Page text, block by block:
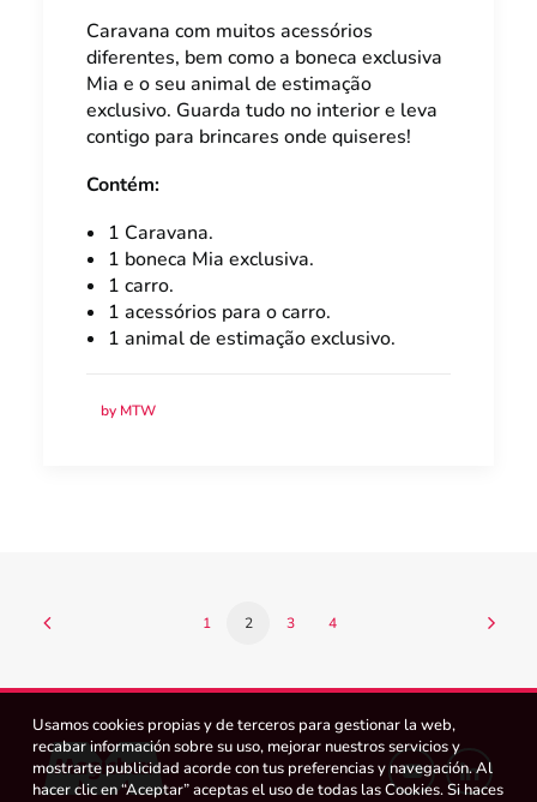
Caravana com muitos acessórios
diferentes, bem como a boneca exclusiva
Mia e o seu animal de estimação
exclusivo. Guarda tudo no interior e leva
contigo para brincares onde quiseres!
Contém:
1 Caravana.
1 boneca Mia exclusiva.
1 carro.
1 acessórios para o carro.
1 animal de estimação exclusivo.
by MTW
1 2 3 4
Usamos cookies propias y de terceros para gestionar la web,
recabar información sobre su uso, mejorar nuestros servicios y
mostrarte publicidad acorde con tus preferencias y navegación. Al
hacer clic en “Aceptar” aceptas el uso de todas las Cookies. Si haces